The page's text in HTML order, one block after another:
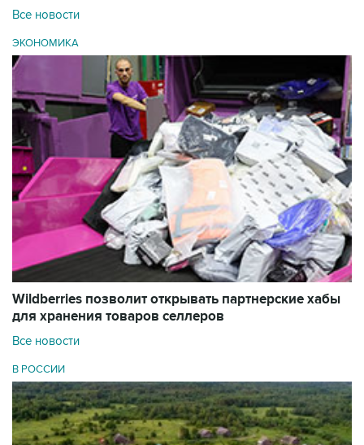
Все новости
ЭКОНОМИКА
Wildberries позволит открывать партнерские хабы
для хранения товаров селлеров
Все новости
В РОССИИ